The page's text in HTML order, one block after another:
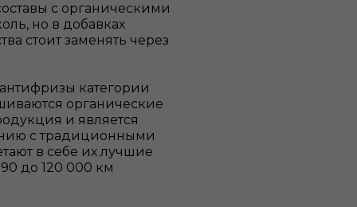
с органическими
но в добавках
стоит заменять через
категории
органические
и является
с традиционными
в себе их лучшие
до 120 000 км